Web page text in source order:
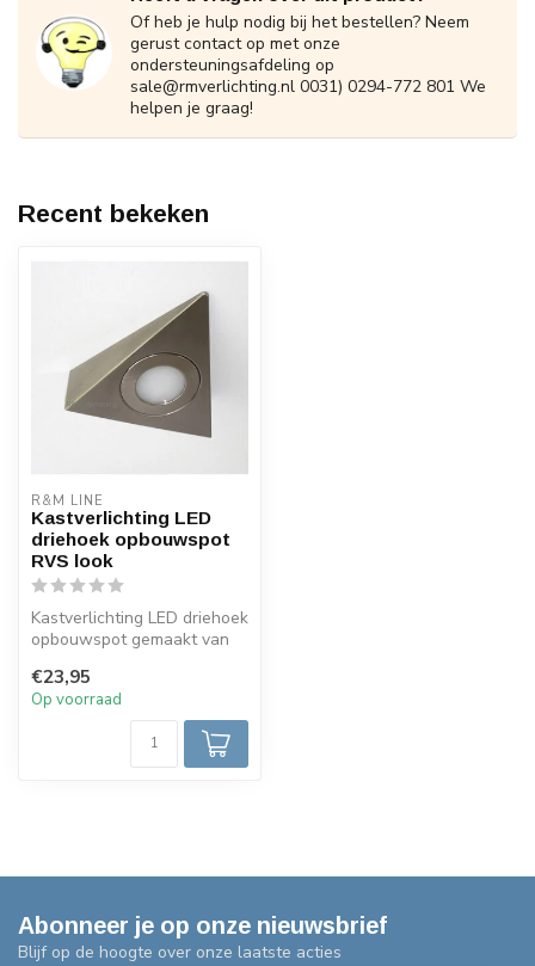
Of heb je hulp nodig bij het bestellen? Neem
gerust contact op met onze
ondersteuningsafdeling op
sale@rmverlichting.nl 0031) 0294-772 801 We
helpen je graag!
Recent bekeken
R&M LINE
Kastverlichting LED
driehoek opbouwspot
RVS look
Kastverlichting LED driehoek
opbouwspot gemaakt van
in ...
€23,95
Op voorraad
Abonneer je op onze nieuwsbrief
Blijf op de hoogte over onze laatste acties